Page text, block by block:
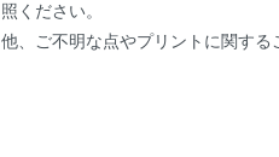
照ください。
他、ご不明な点やプリントに関する